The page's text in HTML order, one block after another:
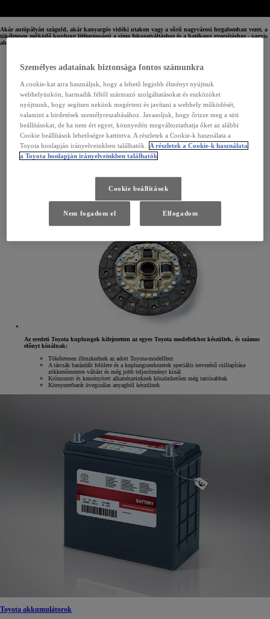
Akár autópályán száguld, akár kanyargós vidéki utakon vagy a sűrű nagyvárosi forgalomban vezet, a
tökéletesen működő kuplung létfontosságú a sima fokozatváltáshoz és a hatékony gyorsításhoz - vagyis
ahhoz, hogy Ön mindig biztonságosan uralhassa Toyotáját.
Nehézkes fokozatváltás
Szokatlan zaj
Az eredeti Toyota kuplungok kifejezetten az egyes Toyota modellekhez készültek, és számos
előnyt kínálnak:
Tökéletesen illeszkednek az adott Toyota-modellhez
A tárcsák barázdált felülete és a kuplungszerkezetek speciális tervezésű csillapítása
zökkenőmentes váltást és még jobb teljesítményt kínál
Krómozott és keményített alkatrészeinknek köszönhetően még tartósabbak
Környezetbarát üvegszálas anyagból készülnek
Toyota akkumulátorok
Személyes adatainak biztonsága fontos számunkra
A cookie-kat arra használjuk, hogy a lehető legjobb élményt nyújtsuk
webhelyünkön, harmadik féltől származó szolgáltatásokat és eszközöket
nyújtsunk, hogy segítsen nekünk megérteni és javítani a webhely működését,
valamint a hirdetések személyreszabásához. Javasoljuk, hogy őrizze meg a süti
beállításokat, de ha nem ért egyet, könnyedén megváltoztathatja őket az alábbi
Cookie beállítások lehetőségre kattintva. A részletek a Cookie-k használata a
Toyota honlapján irányelveinkben találhatók. A részletek a Cookie-k használata
a Toyota honlapján irányelveinkben találhatók
Cookie beállítások
Nem fogadom el Elfogadom